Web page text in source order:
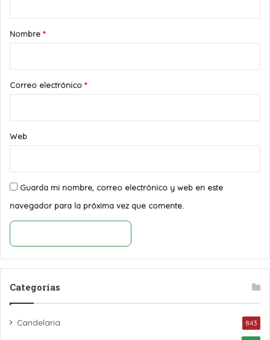
r
*
Nombre *
Correo electrónico *
Web
Guarda mi nombre, correo electrónico y web en este
navegador para la próxima vez que comente.
Categorías
Candelaria 843